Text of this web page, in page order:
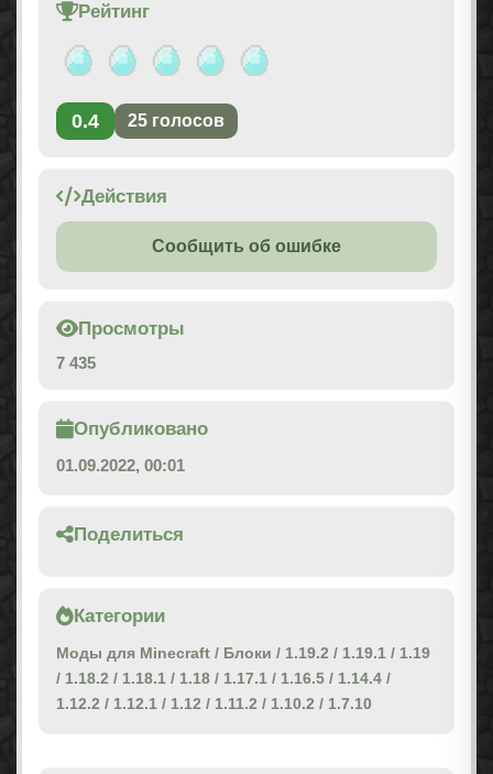
Рейтинг
0.4 25 голосов
Действия
Сообщить об ошибке
Просмотры
7 435
Опубликовано
01.09.2022, 00:01
Поделиться
Категории
Моды для Minecraft / Блоки / 1.19.2 / 1.19.1 / 1.19
/ 1.18.2 / 1.18.1 / 1.18 / 1.17.1 / 1.16.5 / 1.14.4 /
1.12.2 / 1.12.1 / 1.12 / 1.11.2 / 1.10.2 / 1.7.10